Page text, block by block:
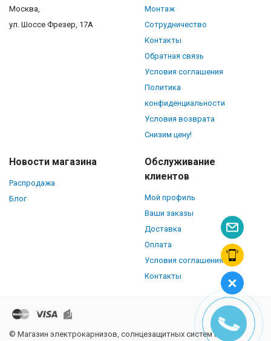
Москва,
ул. Шоссе Фрезер, 17А
Монтаж
Сотрудничество
Контакты
Обратная связь
Условия соглашения
Политика
конфиденциальности
Условия возврата
Снизим цену!
Новости магазина
Распродажа
Блог
Обслуживание
клиентов
Мой профиль
Ваши заказы
Доставка
Оплата
Условия соглашения
Контакты
© Магазин электрокарнизов, солнцезащитных систем и